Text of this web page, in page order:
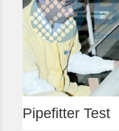
Rigger